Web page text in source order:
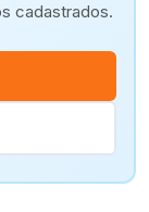
cadastrados.